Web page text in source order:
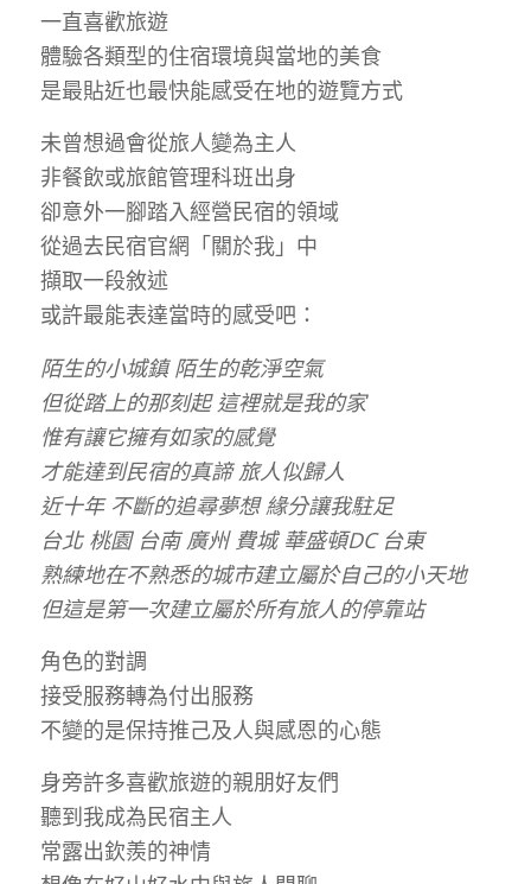
一直喜歡旅遊
體驗各類型的住宿環境與當地的美食
是最貼近也最快能感受在地的遊覽方式
未曾想過會從旅人變為主人
非餐飲或旅館管理科班出身
卻意外一腳踏入經營民宿的領域
從過去民宿官網「關於我」中
擷取一段敘述
或許最能表達當時的感受吧：
陌生的小城鎮 陌生的乾淨空氣
但從踏上的那刻起 這裡就是我的家
惟有讓它擁有如家的感覺
才能達到民宿的真諦 旅人似歸人
近十年 不斷的追尋夢想 緣分讓我駐足
台北 桃園 台南 廣州 費城 華盛頓DC 台東
熟練地在不熟悉的城市建立屬於自己的小天地
但這是第一次建立屬於所有旅人的停靠站
角色的對調
接受服務轉為付出服務
不變的是保持推己及人與感恩的心態
身旁許多喜歡旅遊的親朋好友們
聽到我成為民宿主人
常露出欽羨的神情